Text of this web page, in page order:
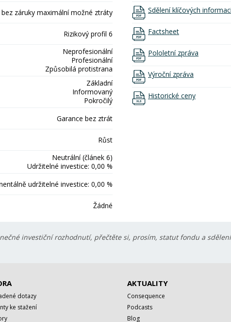
záruky maximální možné ztráty
Rizikový profil 6
Neprofesionální
Profesionální
Způsobilá protistrana
Základní
Informovaný
Pokročilý
Garance bez ztrát
Růst
Neutrální (článek 6)
Udržitelné investice: 0,00 %
udržitelné investice: 0,00 %
Žádné
Sdělení klíčových
Factsheet
Pololetní zpráva
Výroční zpráva
Historické ceny
investiční rozhodnutí, přečtěte si, prosím, statut fondu a
dotazy
ke stažení
AKTUALITY
Consequence
Podcasts
Blog